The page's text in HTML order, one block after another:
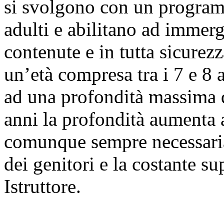
si svolgono con un
adulti e abilitano ad
contenute e in tutta
un’età compresa tra i 7 e
ad una profondità
anni la profondità
comunque sempre
dei genitori e la costante
Istruttore.